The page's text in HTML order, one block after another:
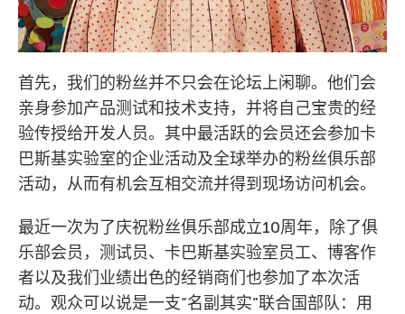
首先，我们的粉丝并不只会在论坛上闲聊。他们会
亲身参加产品测试和技术支持，并将自己宝贵的经
验传授给开发人员。其中最活跃的会员还会参加卡
巴斯基实验室的企业活动及全球举办的粉丝俱乐部
活动，从而有机会互相交流并得到现场访问机会。
最近一次为了庆祝粉丝俱乐部成立10周年，除了俱
乐部会员，测试员、卡巴斯基实验室员工、博客作
者以及我们业绩出色的经销商们也参加了本次活
动。观众可以说是一支”名副其实”联合国部队：用